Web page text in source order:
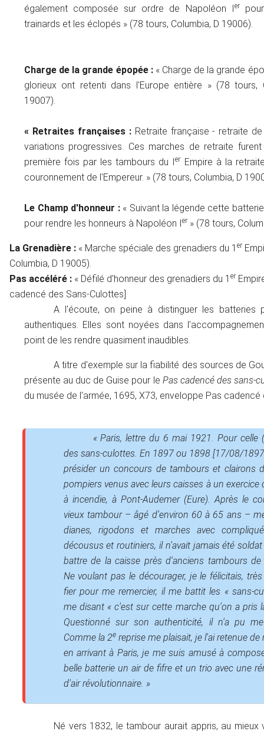
également composée sur ordre de Napoléon Ierpour
trainards et les éclopés » (78 tours, Columbia, D 19006).
Charge de la grande épopée :« Charge de la grande
glorieux ont retenti dans l'Europe entière » (78 tours,
19007).
« Retraites françaises :Retraite française - retraite de
variations progressives. Ces marches de retraite
première fois par les tambours du Ier Empire à la
couronnement de l'Empereur. » (78 tours, Columbia, D
Le Champ d'honneur :« Suivant la légende cette
pour rendre les honneurs à Napoléon Ier » (78 tours,
La Grenadière : « Marche spéciale des grenadiers du 1 er
Columbia, D 19005).
Pas accéléré : « Défilé d'honneur des grenadiers du 1 er
cadencé des Sans-Culottes]
A l'écoute, on peine à distinguer les batteries
authentiques. Elles sont noyées dans
point de les rendre quasiment inaudibles.
A titre d'exemple sur la fiabilité des sources de
présente au duc de Guise pour le Pas cadencé des sans-
du musée de l'armée, 1695, X73, enveloppe Pas
« Paris, lettre du 6 mai 1921. Pour celle
des sans-culottes. En 1897 ou 1898 [17/08/
présider un concours de tambours et clairons
pompiers venus avec leurs caisses à un exercice
à incendie, à Pont-Audemer (Eure). Après le
vieux tambour – âgé d'environ 60 à 65 ans –
dianes, rigodons et marches avec
décousus et routiniers, il n'avait jamais été
battre de la caisse près d'anciens tambours de
Ne voulant pas le décourager, je le félicitais,
fier pour me remercier, il me battit les « sans-
me disant « c'est sur cette marche qu'on a pris
Questionné sur son authenticité, il n'a pu
Comme la 2ereprise me plaisait, je l'ai retenue de
en arrivant à Paris, je me suis amusé à
belle batterie un air de fifre et un trio avec une
d'air révolutionnaire. »
Né vers 1832, le tambour aurait appris, au mieux